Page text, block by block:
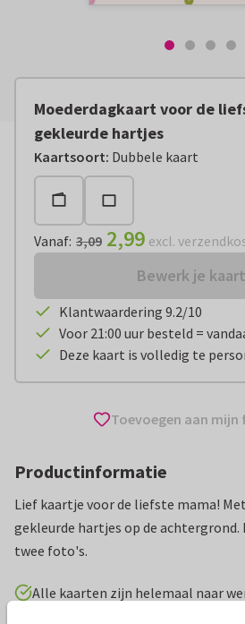
Moederdagkaart voor de
gekleurde hartjes
Kaartsoort: Dubbele kaart
Vanaf: € 2,99 excl. verzendkosten
Vanaf: 3,09 2,99 excl.
Bewerk je kaart
Klantwaardering 9.2/10
Voor 21:00 uur besteld =
Deze kaart is volledig te
Toevoegen aan mijn
Productinformatie
Lief kaartje voor de liefste mama!
gekleurde hartjes op de
twee foto's.
Alle kaarten zijn helemaal naar